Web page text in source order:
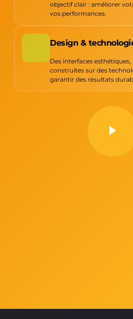
objectif clair : améliorer
vos performances.
Design &
Des interfaces
construites sur des
garantir des résultats